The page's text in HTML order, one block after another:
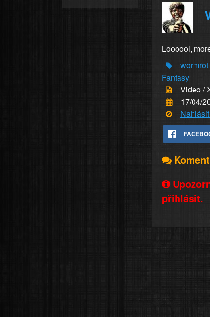
Loooool,
wormrot
Fantasy
Video /
17/04/
přihlásit.